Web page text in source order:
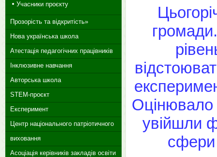
Оцінювало
увійшли
сфери
Учасники проєкту
Прозорість та відкритість»
Нова українська школа
Атестація педагогічних працівників
Інклюзивне навчання
Авторська школа
STEM-проєкт
Експеримент
Центр національного патріотичного
виховання
Асоціація керівників закладів освіти